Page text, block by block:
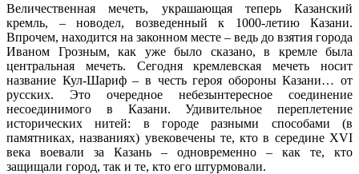
Величественная мечеть, украшающая теперь Казанский
кремль, – новодел, возведенный к 1000-летию Казани.
Впрочем, находится на законном месте – ведь до взятия города
Иваном Грозным, как уже было сказано, в кремле была
центральная мечеть. Сегодня кремлевская мечеть носит
название Кул-Шариф – в честь героя обороны Казани… от
русских. Это очередное небезынтересное соединение
несоединимого в Казани. Удивительное переплетение
исторических нитей: в городе разными способами (в
памятниках, названиях) увековечены те, кто в середине XVI
века воевали за Казань – одновременно – как те, кто
защищали город, так и те, кто его штурмовали.